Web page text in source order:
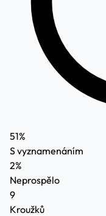
51%
S vyznamenáním
2%
Neprospělo
9
Kroužků